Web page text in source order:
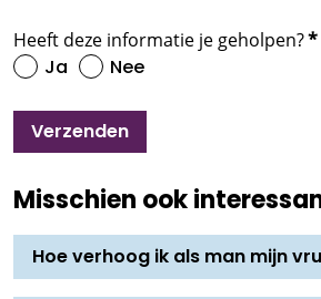
Misschien ook
Hoe verhoog ik als man mijn
Heeft deze informatie je geholpen?*
Ja Nee
Verzenden